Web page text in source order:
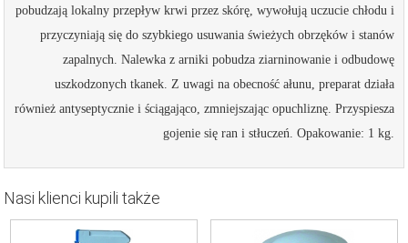
pobudzają lokalny przepływ krwi przez skórę, wywołują uczucie chłodu i
przyczyniają się do szybkiego usuwania świeżych obrzęków i stanów
zapalnych. Nalewka z arniki pobudza ziarninowanie i odbudowę
uszkodzonych tkanek. Z uwagi na obecność ałunu, preparat działa
również antyseptycznie i ściągająco, zmniejszając opuchliznę. Przyspiesza
gojenie się ran i stłuczeń. Opakowanie: 1 kg.
Nasi klienci kupili także